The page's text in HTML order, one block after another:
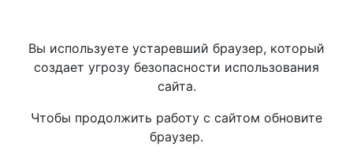
Вы используете устаревший браузер, который
создает угрозу безопасности использования
сайта.
Чтобы продолжить работу с сайтом обновите
браузер.